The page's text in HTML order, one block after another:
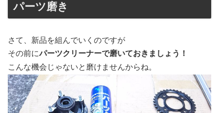
パーツ磨き
さて、新品を組んでいくのですが
その前にパーツクリーナーで磨いておきましょう！
こんな機会じゃないと磨けませんからね。